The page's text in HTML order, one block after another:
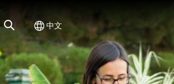
网站搜索切换国际
中文